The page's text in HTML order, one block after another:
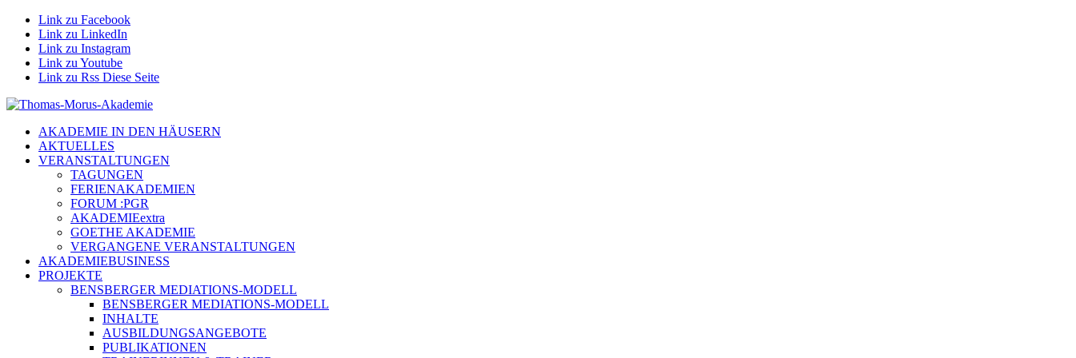
Link zu Facebook
Link zu LinkedIn
Link zu Instagram
Link zu Youtube
Link zu Rss Diese Seite
AKADEMIE IN DEN HÄUSERN
AKTUELLES
VERANSTALTUNGEN
TAGUNGEN
FERIENAKADEMIEN
FORUM :PGR
AKADEMIEextra
GOETHE AKADEMIE
VERGANGENE VERANSTALTUNGEN
AKADEMIEBUSINESS
PROJEKTE
BENSBERGER MEDIATIONS-MODELL
BENSBERGER MEDIATIONS-MODELL
INHALTE
AUSBILDUNGSANGEBOTE
PUBLIKATIONEN